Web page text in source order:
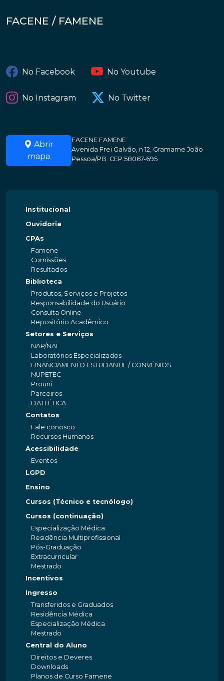
FACENE / FAMENE
No Facebook No Youtube
No Instagram No Twitter
Abrir
mapa
FACENE FAMENE
Avenida Frei Galvão, n 12, Gramame João
Pessoa/PB. CEP:58067-695
Institucional
Ouvidoria
CPAs
Famene
Comissões
Resultados
Biblioteca
Produtos, Serviços e Projetos
Responsabilidade do Usuário
Consulta Online
Repositório Acadêmico
Setores e Serviços
NAP/NAI
Laboratórios Especializados
FINANCIAMENTO ESTUDANTIL / CONVÊNIOS
NUPETEC
Prouni
Parceiros
DATLÉTICA
Contatos
Fale conosco
Recursos Humanos
Acessibilidade
Eventos
LGPD
Ensino
Cursos (Técnico e tecnólogo)
Cursos (continuação)
Especialização Médica
Residência Multiprofissional
Pós-Graduação
Extracurricular
Mestrado
Incentivos
Ingresso
Transferidos e Graduados
Residência Médica
Especialização Médica
Mestrado
Central do Aluno
Direitos e Deveres
Downloads
Planos de Curso Famene